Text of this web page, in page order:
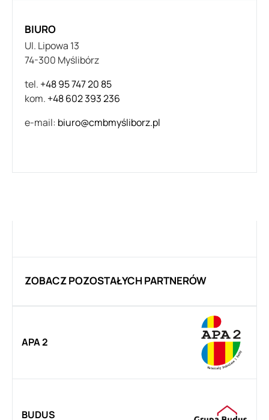
BIURO
Ul. Lipowa 13
74-300 Myślibórz
tel. +48 95 747 20 85
kom. +48 602 393 236
e-mail: biuro@cmbmyśliborz.pl
ZOBACZ POZOSTAŁYCH PARTNERÓW
APA 2
BUDUS